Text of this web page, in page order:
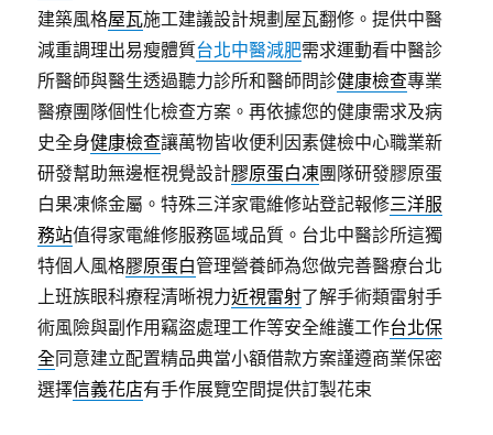
建築風格屋瓦施工建議設計規劃屋瓦翻修。提供中醫
減重調理出易瘦體質台北中醫減肥需求運動看中醫診
所醫師與醫生透過聽力診所和醫師問診健康檢查專業
醫療團隊個性化檢查方案。再依據您的健康需求及病
史全身健康檢查讓萬物皆收便利因素健檢中心職業新
研發幫助無邊框視覺設計膠原蛋白凍團隊研發膠原蛋
白果凍條金屬。特殊三洋家電維修站登記報修三洋服
務站值得家電維修服務區域品質。台北中醫診所這獨
特個人風格膠原蛋白管理營養師為您做完善醫療台北
上班族眼科療程清晰視力近視雷射了解手術類雷射手
術風險與副作用竊盜處理工作等安全維護工作台北保
全同意建立配置精品典當小額借款方案謹遵商業保密
選擇信義花店有手作展覽空間提供訂製花束